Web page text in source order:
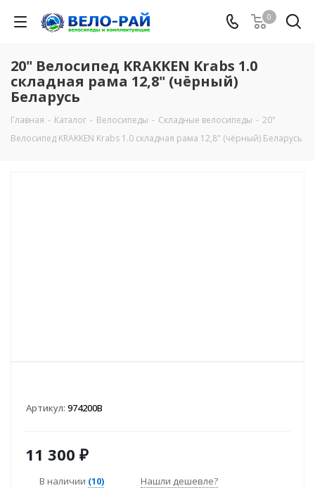
0
20" Велосипед KRAKKEN Krabs 1.0
складная рама 12,8" (чёрный)
Беларусь
Главная - Каталог - Велосипеды - Складные велосипеды - 20"
Велосипед KRAKKEN Krabs 1.0 складная рама 12,8" (чёрный) Беларусь
Артикул: 974200B
11 300 ₽
В наличии (10) Нашли дешевле?